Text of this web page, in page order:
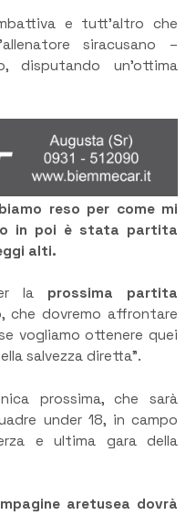
e tutt’altro che
siracusano –
disputando un’ottima
reso per come mi
in poi è stata partita
alti.
la prossima partita
, che dovremo affrontare
vogliamo ottenere quei
salvezza diretta”.
prossima, che sarà
under 18, in campo
e ultima gara della
aretusea dovrà